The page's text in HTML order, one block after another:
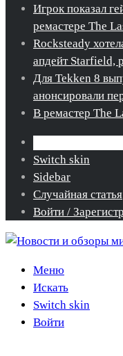
Игрок показал
ремастере The
Rocksteady
апдейт Starfield,
Для Tekken 8
анонсировали
В ремастер The
Switch skin
Sidebar
Случайная статья
Войти /
Меню
Искать
Switch skin
Войти